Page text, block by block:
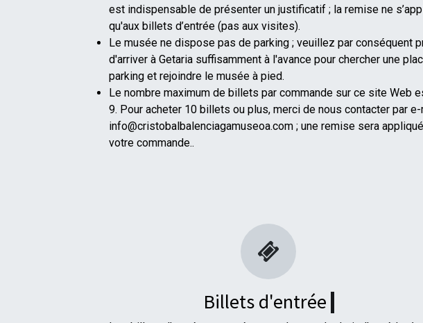
est indispensable de présenter un justificatif ; la remise ne
qu'aux billets d’entrée (pas aux visites).
Le musée ne dispose pas de parking ; veuillez par conséquent
d'arriver à Getaria suffisamment à l'avance pour chercher une
parking et rejoindre le musée à pied.
Le nombre maximum de billets par commande sur ce site Web
9. Pour acheter 10 billets ou plus, merci de nous contacter par e-
info@cristobalbalenciagamuseoa.com ; une remise sera
votre commande..
Billets d'entrée